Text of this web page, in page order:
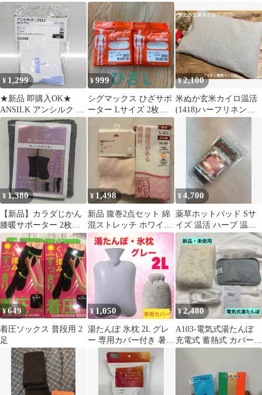
乾燥よもぎ蒸し 座浴5
ｇ×10p
¥ 1,299
★新品 即購入OK★
ANSILK アンシルク L
サイズ 弾性ストッキン
グ 医療
¥999
シグマックス ひざサポ
ーター Lサイズ 2枚セ
ット 日本製 未開封 ウ
ール
¥2,100
米ぬか玄米カイロ温活
(1418)ハーフリネン無
¥ 1,380
【新品】カラダじかん
膝暖サポーター 2枚組
温活 冷房対策 防寒 グ
レー
¥ 1,498
新品 腹巻2点セット 綿
混ストレッチ ホワイト
ピンク 冷え対策 レディ
ース
¥4,700
薬草ホットパッド Sサ
イズ 温活 ハーブ 温熱
パッド
¥649
着圧ソックス 普段用 2
足
¥ 1,050
湯たんぽ 氷枕 2L グレ
ー 専用カバー付き 暑さ
対策 夏 保温 保冷 氷嚢
¥2,480
A103-電気式湯たんぽ
充電式 蓄熱式 カバー付
き